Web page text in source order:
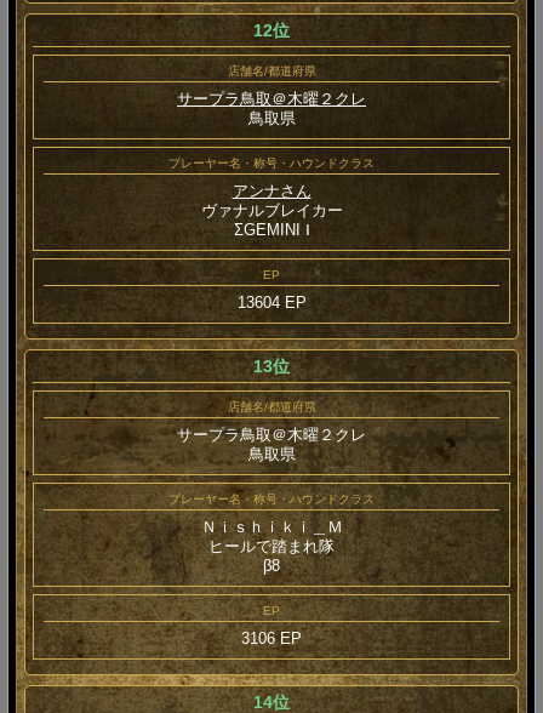
12位
店舗名/都道府県
サープラ鳥取＠木曜２クレ
鳥取県
プレーヤー名・称号・ハウンドクラス
アンナさん
ヴァナルブレイカー
ΣGEMINI Ⅰ
EP
13604 EP
13位
店舗名/都道府県
サープラ鳥取＠木曜２クレ
鳥取県
プレーヤー名・称号・ハウンドクラス
Ｎｉｓｈｉｋｉ＿Ｍ
ヒールで踏まれ隊
β8
EP
3106 EP
14位